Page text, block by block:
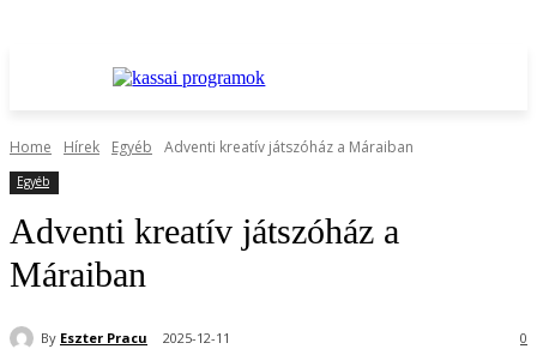
Home Hírek Egyéb Adventi kreatív játszóház a Máraiban
Egyéb
Adventi kreatív játszóház a
Máraiban
By Eszter Pracu 2025-12-11 0